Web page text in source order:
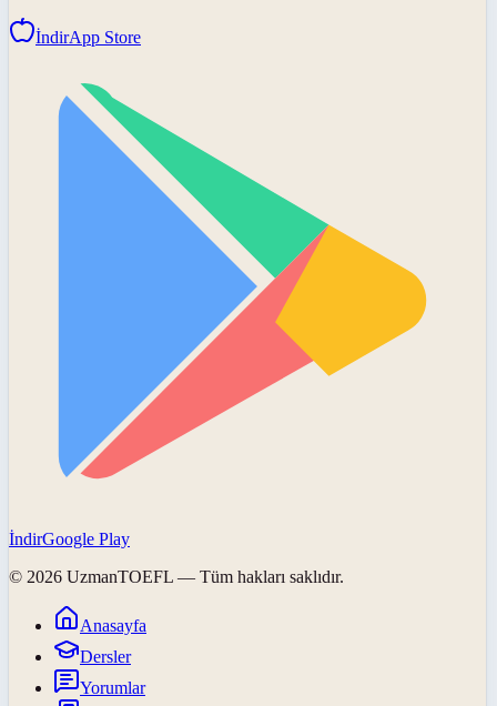
İndirApp Store
İndirGoogle Play
© 2026 UzmanTOEFL — Tüm hakları saklıdır.
Anasayfa
Dersler
Yorumlar